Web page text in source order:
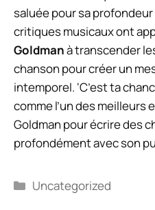
saluée pour sa
critiques musicaux ont
Goldmanà transcender
chanson pour créer un
intemporel. ‘C’est ta
comme l’un des meilleurs
Goldman pour écrire des
profondément avec son
Catégories
Uncategorized